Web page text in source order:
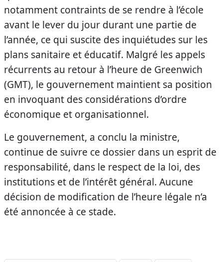
notamment contraints de se rendre à l’école
avant le lever du jour durant une partie de
l’année, ce qui suscite des inquiétudes sur les
plans sanitaire et éducatif. Malgré les appels
récurrents au retour à l’heure de Greenwich
(GMT), le gouvernement maintient sa position
en invoquant des considérations d’ordre
économique et organisationnel.
Le gouvernement, a conclu la ministre,
continue de suivre ce dossier dans un esprit de
responsabilité, dans le respect de la loi, des
institutions et de l’intérêt général. Aucune
décision de modification de l’heure légale n’a
été annoncée à ce stade.